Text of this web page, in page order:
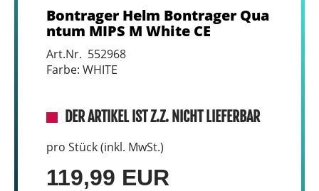
Bontrager Helm Bontrager Qua
ntum MIPS M White CE
Art.Nr. 552968
Farbe: WHITE
DER ARTIKEL IST Z.Z. NICHT LIEFERBAR
pro Stück (inkl. MwSt.)
119,99 EUR